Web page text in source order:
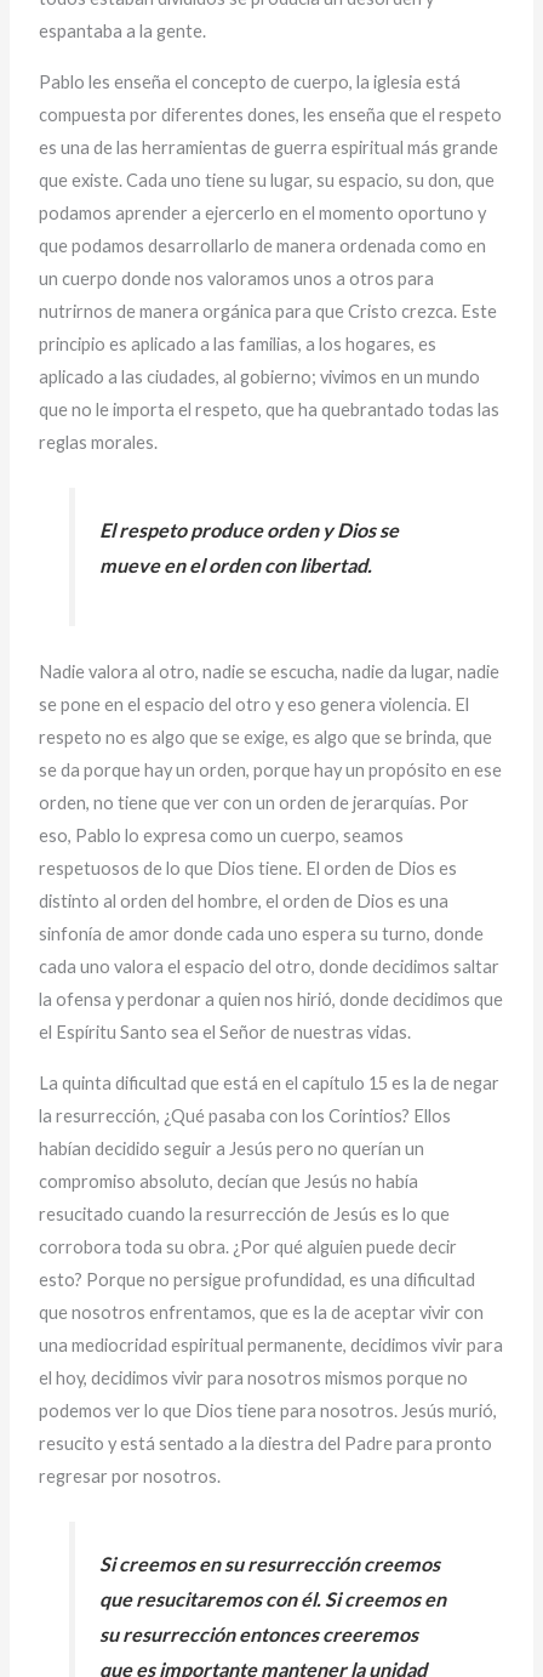
espantaba a la gente.
Pablo les enseña el concepto de cuerpo, la iglesia está
compuesta por diferentes dones, les enseña que el respeto
es una de las herramientas de guerra espiritual más grande
que existe. Cada uno tiene su lugar, su espacio, su don, que
podamos aprender a ejercerlo en el momento oportuno y
que podamos desarrollarlo de manera ordenada como en
un cuerpo donde nos valoramos unos a otros para
nutrirnos de manera orgánica para que Cristo crezca. Este
principio es aplicado a las familias, a los hogares, es
aplicado a las ciudades, al gobierno; vivimos en un mundo
que no le importa el respeto, que ha quebrantado todas las
reglas morales.
El respeto produce orden y Dios se
mueve en el orden con libertad.
Nadie valora al otro, nadie se escucha, nadie da lugar, nadie
se pone en el espacio del otro y eso genera violencia. El
respeto no es algo que se exige, es algo que se brinda, que
se da porque hay un orden, porque hay un propósito en ese
orden, no tiene que ver con un orden de jerarquías. Por
eso, Pablo lo expresa como un cuerpo, seamos
respetuosos de lo que Dios tiene. El orden de Dios es
distinto al orden del hombre, el orden de Dios es una
sinfonía de amor donde cada uno espera su turno, donde
cada uno valora el espacio del otro, donde decidimos saltar
la ofensa y perdonar a quien nos hirió, donde decidimos que
el Espíritu Santo sea el Señor de nuestras vidas.
La quinta dificultad que está en el capítulo 15 es la de negar
la resurrección, ¿Qué pasaba con los Corintios? Ellos
habían decidido seguir a Jesús pero no querían un
compromiso absoluto, decían que Jesús no había
resucitado cuando la resurrección de Jesús es lo que
corrobora toda su obra. ¿Por qué alguien puede decir
esto? Porque no persigue profundidad, es una dificultad
que nosotros enfrentamos, que es la de aceptar vivir con
una mediocridad espiritual permanente, decidimos vivir para
el hoy, decidimos vivir para nosotros mismos porque no
podemos ver lo que Dios tiene para nosotros. Jesús murió,
resucito y está sentado a la diestra del Padre para pronto
regresar por nosotros.
Si creemos en su resurrección creemos
que resucitaremos con él. Si creemos en
su resurrección entonces creeremos
que es importante mantener la unidad